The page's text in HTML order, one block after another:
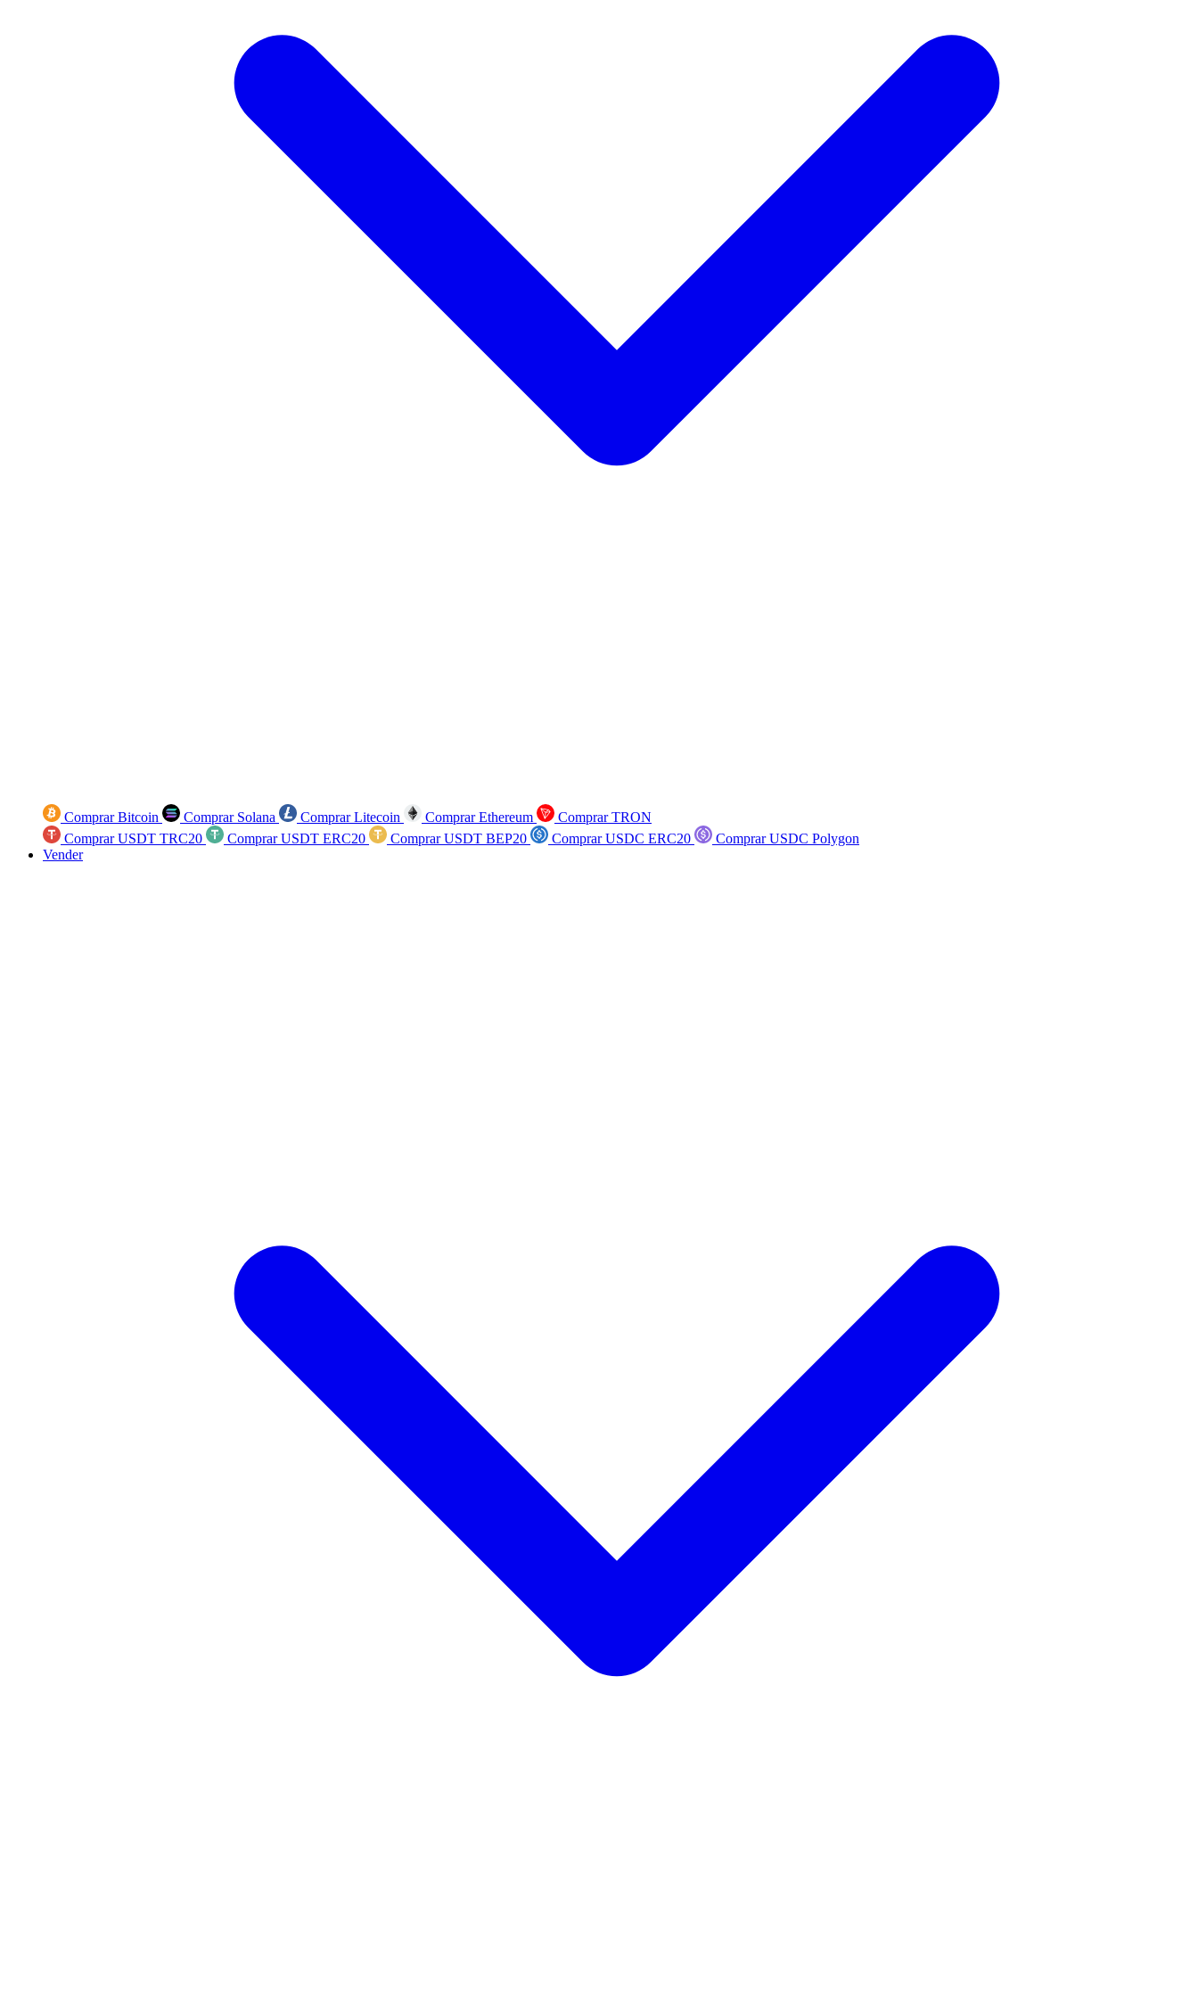
Comprar Bitcoin Comprar Solana Comprar Litecoin Comprar Ethereum
Comprar TRON
Comprar USDT TRC20
Comprar USDT ERC20 Comprar USDT BEP20 Comprar USDC ERC20
Comprar USDC Polygon
Vender